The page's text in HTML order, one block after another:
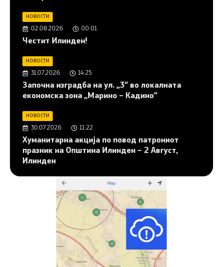
НОВОСТИ
02.08.2026 00:01
Честит Илинден!
НОВОСТИ
31.07.2026 14:25
Започна изградба на ул. „3“ во локалната
економска зона „Марино – Кадино“
НОВОСТИ
30.07.2026 11:22
Хуманитарна акција по повод патрониот
празник на Општина Илинден – 2 Август,
Илинден